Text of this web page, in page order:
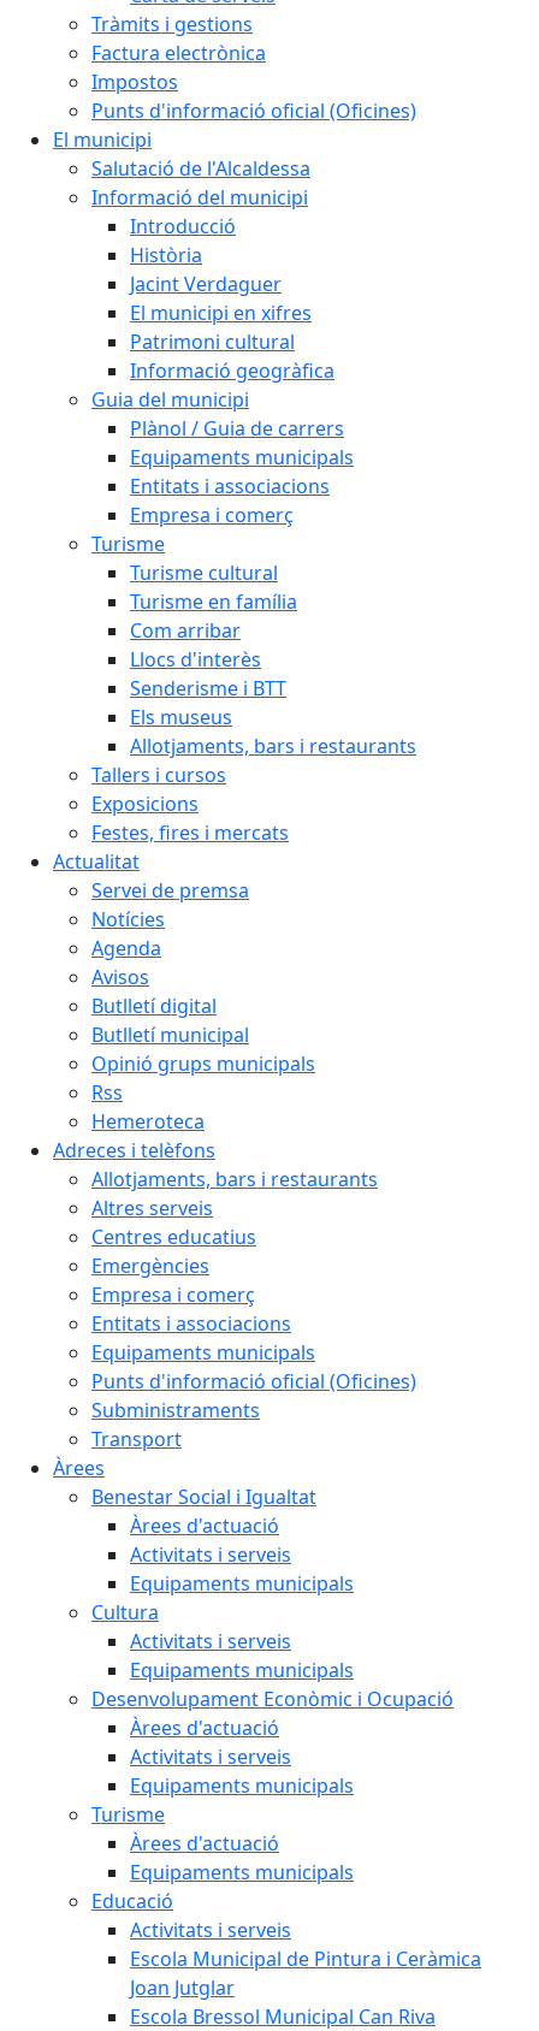
Tràmits i gestions
Factura electrònica
Impostos
Punts d'informació oficial (Oficines)
El municipi
Salutació de l'Alcaldessa
Informació del municipi
Introducció
Història
Jacint Verdaguer
El municipi en xifres
Patrimoni cultural
Informació geogràfica
Guia del municipi
Plànol / Guia de carrers
Equipaments municipals
Entitats i associacions
Empresa i comerç
Turisme
Turisme cultural
Turisme en família
Com arribar
Llocs d'interès
Senderisme i BTT
Els museus
Allotjaments, bars i restaurants
Tallers i cursos
Exposicions
Festes, fires i mercats
Actualitat
Servei de premsa
Notícies
Agenda
Avisos
Butlletí digital
Butlletí municipal
Opinió grups municipals
Rss
Hemeroteca
Adreces i telèfons
Allotjaments, bars i restaurants
Altres serveis
Centres educatius
Emergències
Empresa i comerç
Entitats i associacions
Equipaments municipals
Punts d'informació oficial (Oficines)
Subministraments
Transport
Àrees
Benestar Social i Igualtat
Àrees d'actuació
Activitats i serveis
Equipaments municipals
Cultura
Activitats i serveis
Equipaments municipals
Desenvolupament Econòmic i Ocupació
Àrees d'actuació
Activitats i serveis
Equipaments municipals
Turisme
Àrees d'actuació
Equipaments municipals
Educació
Activitats i serveis
Escola Municipal de Pintura i Ceràmica
Joan Jutglar
Escola Bressol Municipal Can Riva